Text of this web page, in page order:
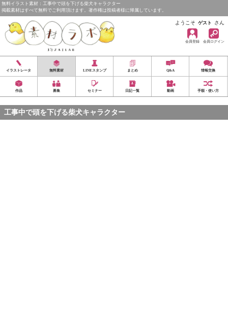
無料イラスト素材：工事中で頭を下げる柴犬キャラクター
掲載素材はすべて無料でご利用頂けます。著作権は投稿者様に帰属しています。
ようこそ ゲスト さん
会員登録 会員ログイン
イラストレータ 無料素材 LINEスタンプ まとめ Q&A 情報交換
作品 募集 セミナー 日記一覧 動画 手順・使い方
工事中で頭を下げる柴犬キャラクター